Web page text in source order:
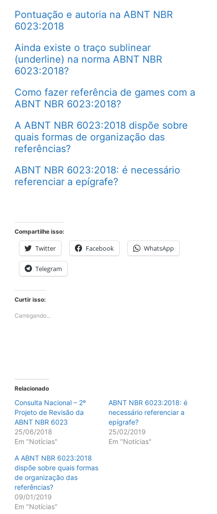
Pontuação e autoria na ABNT NBR
6023:2018
Ainda existe o traço sublinear
(underline) na norma ABNT NBR
6023:2018?
Como fazer referência de games com a
ABNT NBR 6023:2018?
A ABNT NBR 6023:2018 dispõe sobre
quais formas de organização das
referências?
ABNT NBR 6023:2018: é necessário
referenciar a epígrafe?
Compartilhe isso:
Twitter Facebook WhatsApp
Telegram
Curtir isso:
Carregando...
Relacionado
Consulta Nacional – 2º
Projeto de Revisão da
ABNT NBR 6023
25/06/2018
Em "Notícias"
ABNT NBR 6023:2018: é
necessário referenciar a
epígrafe?
25/02/2019
Em "Notícias"
A ABNT NBR 6023:2018
dispõe sobre quais formas
de organização das
referências?
09/01/2019
Em "Notícias"